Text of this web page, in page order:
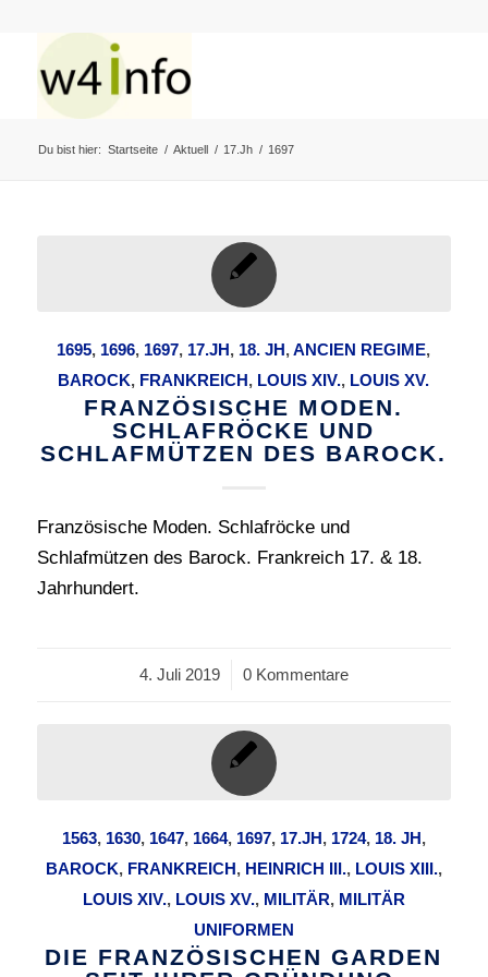
Du bist hier: Startseite / Aktuell / 17.Jh / 1697
1695, 1696, 1697, 17.JH, 18. JH,ANCIEN REGIME,
BAROCK, FRANKREICH, LOUIS XIV., LOUIS XV.
FRANZÖSISCHE MODEN.
SCHLAFRÖCKE UND
SCHLAFMÜTZEN DES BAROCK.
Französische Moden. Schlafröcke und
Schlafmützen des Barock. Frankreich 17. & 18.
Jahrhundert.
4. Juli 2019
/ 0 Kommentare
1563, 1630, 1647, 1664, 1697, 17.JH, 1724, 18. JH,
BAROCK, FRANKREICH, HEINRICH III., LOUIS XIII.,
LOUIS XIV., LOUIS XV., MILITÄR, MILITÄR
UNIFORMEN
DIE FRANZÖSISCHEN GARDEN